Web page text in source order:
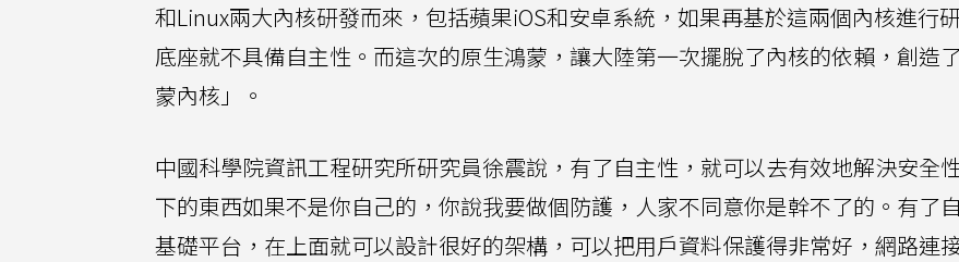
和Linux兩大內核研發而來，包括蘋果iOS和安卓系統，如果再基於這兩個內核進行
底座就不具備自主性。而這次的原生鴻蒙，讓大陸第一次擺脫了內核的依賴，創造
蒙內核」。
中國科學院資訊工程研究所研究員徐震說，有了自主性，就可以去有效地解決安全
下的東西如果不是你自己的，你說我要做個防護，人家不同意你是幹不了的。有了
基礎平台，在上面就可以設計很好的架構，可以把用戶資料保護得非常好，網路連